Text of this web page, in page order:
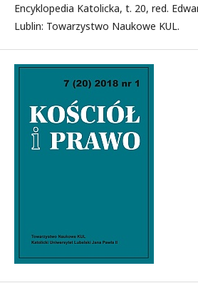
Encyklopedia Katolicka, t. 20, red.
Lublin: Towarzystwo Naukowe KUL.